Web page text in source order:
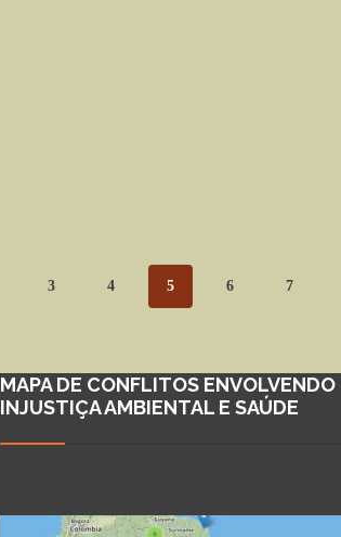
3 4 5 6 7
MAPA DE CONFLITOS ENVOLVENDO
INJUSTIÇA AMBIENTAL E SAÚDE